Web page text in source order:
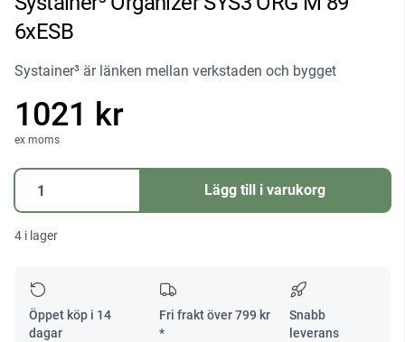
6xESB
Systainer³ är länken mellan verkstaden och bygget
1021 kr
ex moms
Systainer³
Organizer
ORG
6xESB
mängd
Lägg till i varukorg
4 i lager
Öppet köp i 14
dagar
Fri frakt över799 kr
*
Snabb
leverans